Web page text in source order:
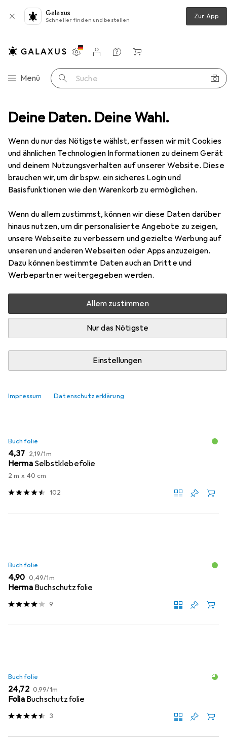
Deine Daten. Deine Wahl.
Wenn du nur das Nötigste wählst, erfassen wir mit Cookies
und ähnlichen Technologien Informationen zu deinem Gerät
und deinem Nutzungsverhalten auf unserer Website. Diese
brauchen wir, um dir bspw. ein sicheres Login und
Basisfunktionen wie den Warenkorb zu ermöglichen.
Wenn du allem zustimmst, können wir diese Daten darüber
hinaus nutzen, um dir personalisierte Angebote zu zeigen,
unsere Webseite zu verbessern und gezielte Werbung auf
unseren und anderen Webseiten oder Apps anzuzeigen.
Dazu können bestimmte Daten auch an Dritte und
Werbepartner weitergegeben werden.
Allem zustimmen
Nur das Nötigste
Einstellungen
Impressum Datenschutzerklärung
Galaxus
Schneller finden und bestellen Zur App
Navigation nach Kategorien
Menü Suche
Einstellungen
Kundenkonto
Vergleichslisten
Merklisten
Warenkorb
Medien Bücher Belletristik Berliner Schuld
EUR
19,90
Berliner Schuld
Deutsch, Jürgen Tietz, 2024
Zubehör für Berliner Schuld
Schuld aus den Kategorien Buchfolie und Schreibtisch
Accessoire.
Produktliste
Buchfolie
EUR
4,37 EUR
2,19/1m
Herma Selbstklebefolie
2 m x 40 cm
102
Buchfolie
EUR
4,90 EUR
0,49/1m
Herma Buchschutzfolie
9
Buchfolie
EUR
24,72 EUR
0,99/1m
Folia Buchschutzfolie
3